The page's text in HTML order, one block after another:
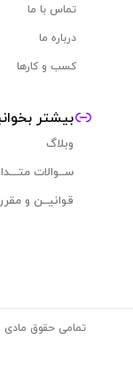
تماس با ما
درباره ما
کسب و کارها
بیشتر
وبلاگ
ســوالات
قوانیــن و
تمامی حقوق